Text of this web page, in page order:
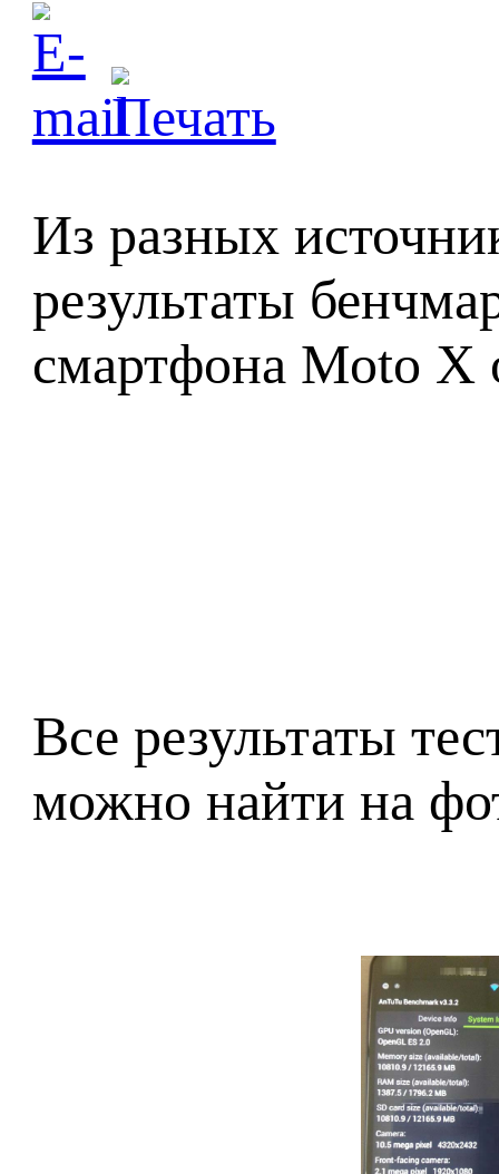
Из разных
результаты
смартфона Moto X
Все результаты
можно найти на